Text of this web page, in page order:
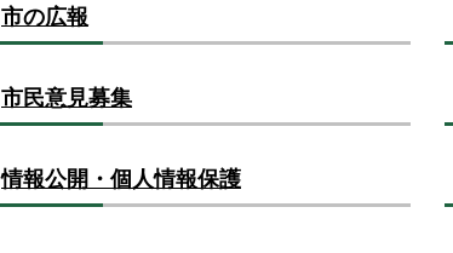
市の広報
市民意見募集
情報公開・個人情報保護